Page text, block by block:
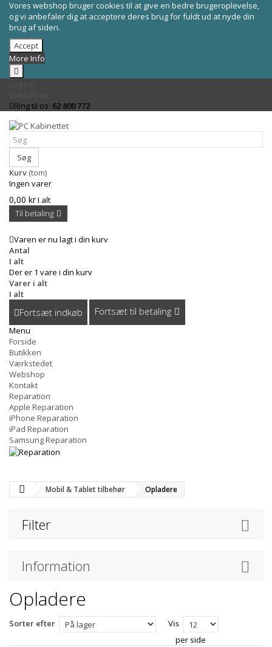
Vores webshop bruger cookies til at give en bedre brugeroplevelse,
og vi anbefaler dig at acceptere deres brug for fuldt ud at nyde din
brug af siden.
Accept
More Info
Ring til os: 62 800 772
Søg
Kurv (tom)
Ingen varer
0,00 krI alt
Til betaling
Varen er nu lagt i din kurv
Antal
I alt
Der er 1 vare i din kurv
Varer i alt
I alt
Fortsæt indkøb Fortsæt til betaling
Menu
Forside
Butikken
Værkstedet
Webshop
Kontakt
Reparation
Apple Reparation
iPhone Reparation
iPad Reparation
Samsung Reparation
Mobil & Tablet tilbehør Opladere
Filter
Information
Opladere
Sorter efter
Vis
per side